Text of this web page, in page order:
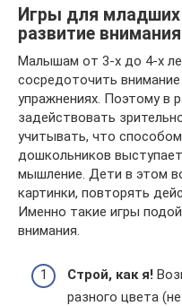
Игры для
развитие внимания
Малышам от 3-х до 4-х
сосредоточить
упражнениях. Поэтому в
задействовать
учитывать, что
дошкольников
мышление. Дети в этом
картинки, повторять
Именно такие игры
внимания.
Строй, как я!
разного цвета